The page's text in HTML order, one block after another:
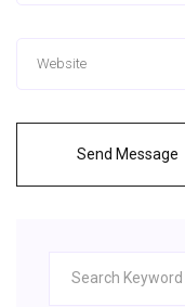
Send Message